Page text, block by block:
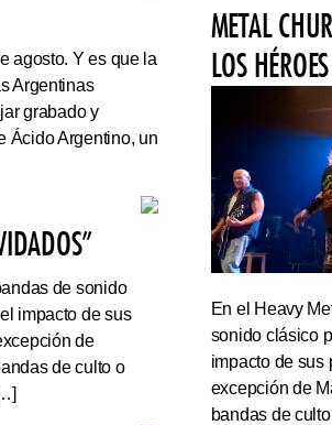
agosto. Y es que la
Argentinas
grabado y
Ácido Argentino, un
de sonido
impacto de sus
de
de culto o
METAL
LOS
En el Heavy
sonido clásico
impacto de sus
excepción de
bandas de